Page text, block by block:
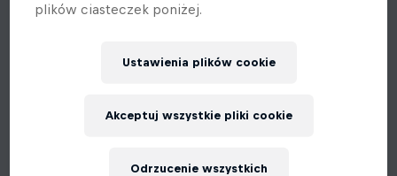
plików ciasteczek poniżej.
Ustawienia plików cookie
Odrzucenie wszystkich
Akceptuj wszystkie pliki cookie